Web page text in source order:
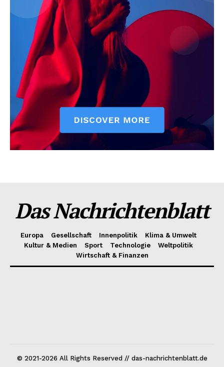
Das Nachrichtenblatt
Europa Gesellschaft Innenpolitik
Klima & Umwelt
Kultur & Medien
Sport Technologie
Weltpolitik
Wirtschaft & Finanzen
© 2021-2026 All Rights Reserved // das-nachrichtenblatt.de